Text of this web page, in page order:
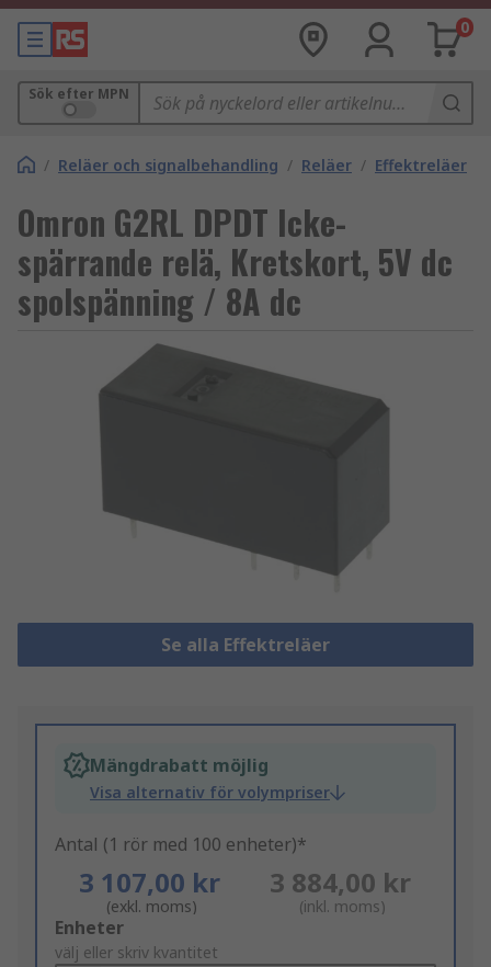
0
Sök efter MPN
/ Reläer och signalbehandling / Reläer / Effektreläer
Omron G2RL DPDT Icke-
spärrande relä, Kretskort, 5V dc
spolspänning / 8A dc
Se alla Effektreläer
Mängdrabatt möjlig
Visa alternativ för volympriser
Antal (1 rör med 100 enheter)*
3 107,00 kr
(exkl. moms)
3 884,00 kr
(inkl. moms)
Add
to
Enheter
välj eller skriv kvantitet